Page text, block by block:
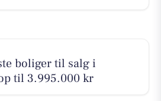
boliger til salg i
til 3.995.000 kr